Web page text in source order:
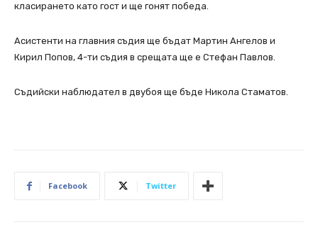
класирането като гост и ще гонят победа.
Асистенти на главния съдия ще бъдат Мартин Ангелов и
Кирил Попов, 4-ти съдия в срещата ще е Стефан Павлов.
Съдийски наблюдател в двубоя ще бъде Никола Стаматов.
Facebook Twitter